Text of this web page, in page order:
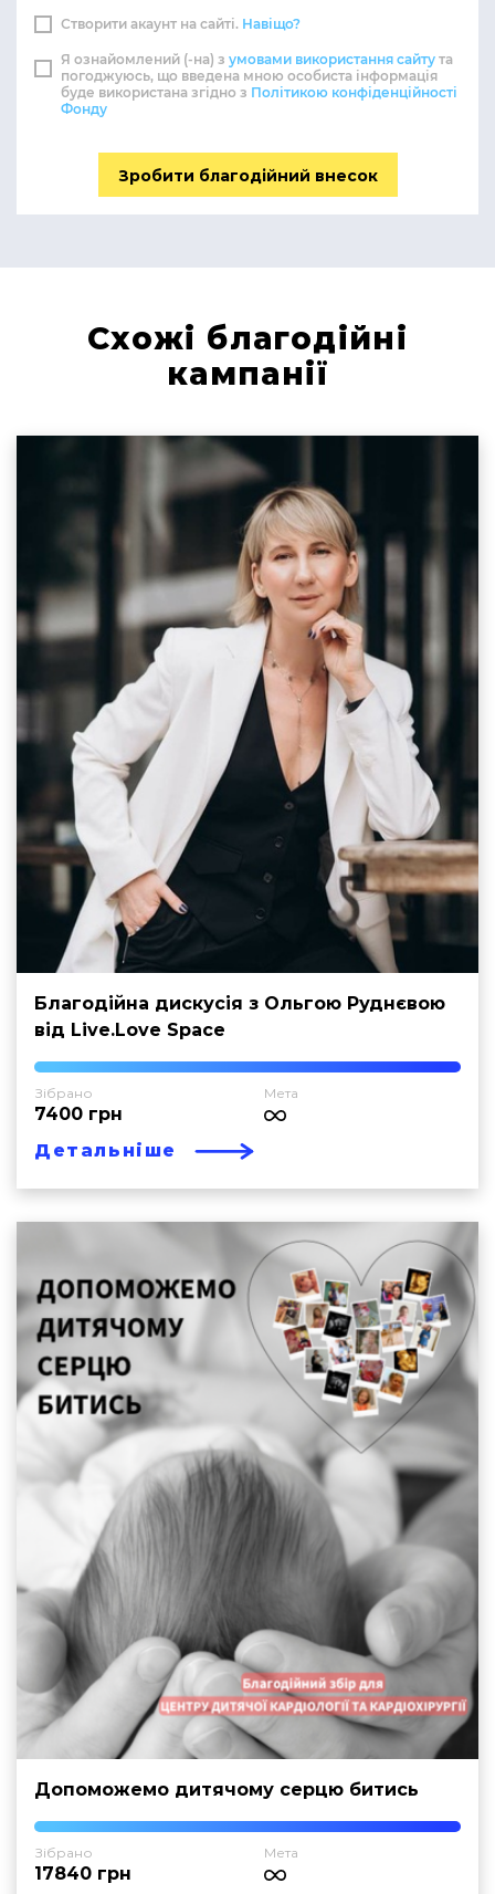
Створити акаунт на сайті. Навіщо?
Я ознайомлений (-на) з умовами використання сайту та
погоджуюсь, що введена мною особиста інформація
буде використана згідно з Політикою конфіденційності
Фонду
Зробити благодійний внесок
Схожі благодійні
кампанії
Благодійна дискусія з Ольгою Руднєвою
від Live.Love Space
Зібрано
7400 грн
Мета
Детальніше
Допоможемо дитячому серцю битись
Зібрано
17840 грн
Мета